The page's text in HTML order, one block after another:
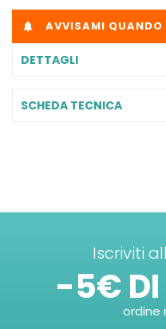
 AVVISAMI QUANDO
DETTAGLI
SCHEDA TECNICA
Iscriviti
-5€ DI
ordine